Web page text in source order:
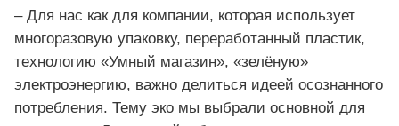
– Для нас как для компании, которая использует
многоразовую упаковку, переработанный пластик,
технологию «Умный магазин», «зелёную»
электроэнергию, важно делиться идеей осознанного
потребления. Тему эко мы выбрали основной для